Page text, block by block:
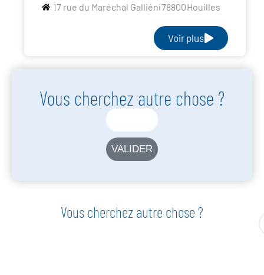
17 rue du Maréchal Galliéni78800Houilles
Voir plus
Vous cherchez autre chose ?
VALIDER
Vous cherchez autre chose ?